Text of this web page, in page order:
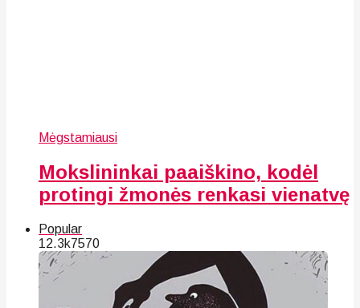
Mėgstamiausi
Mokslininkai paaiškino, kodėl
protingi žmonės renkasi vienatvę
Popular
12.3k7570